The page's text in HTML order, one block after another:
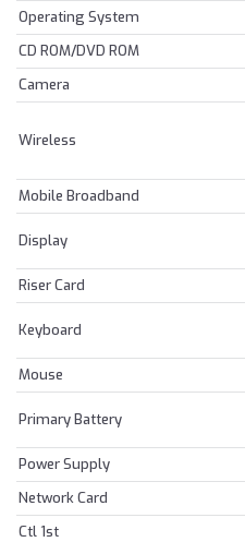
Operating System
CD ROM/DVD ROM
Camera
Wireless
Mobile Broadband
Display
Riser Card
Keyboard
Mouse
Primary Battery
Power Supply
Network Card
Ctl 1st